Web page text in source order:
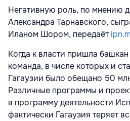
Негативную роль, по мнению
Александра Тарнавского,
Иланом Шором, передаёт
Когда к власти пришла
команда, в числе которых и
Гагаузии было обещано 50
Различные программы и
в программу деятельности
фактически Гагаузия теряет